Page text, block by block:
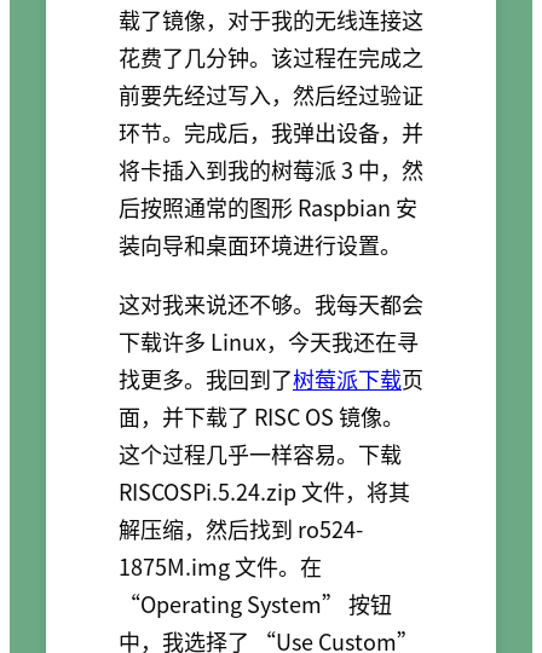
载了镜像，对于我的无线连接这
花费了几分钟。该过程在完成之
前要先经过写入，然后经过验证
环节。完成后，我弹出设备，并
将卡插入到我的树莓派 3 中，然
后按照通常的图形 Raspbian 安
装向导和桌面环境进行设置。
这对我来说还不够。我每天都会
下载许多 Linux，今天我还在寻
找更多。我回到了树莓派下载页
面，并下载了 RISC OS 镜像。
这个过程几乎一样容易。下载
RISCOSPi.5.24.zip 文件，将其
解压缩，然后找到 ro524-
1875M.img 文件。在
“Operating System” 按钮
中，我选择了 “Use Custom”